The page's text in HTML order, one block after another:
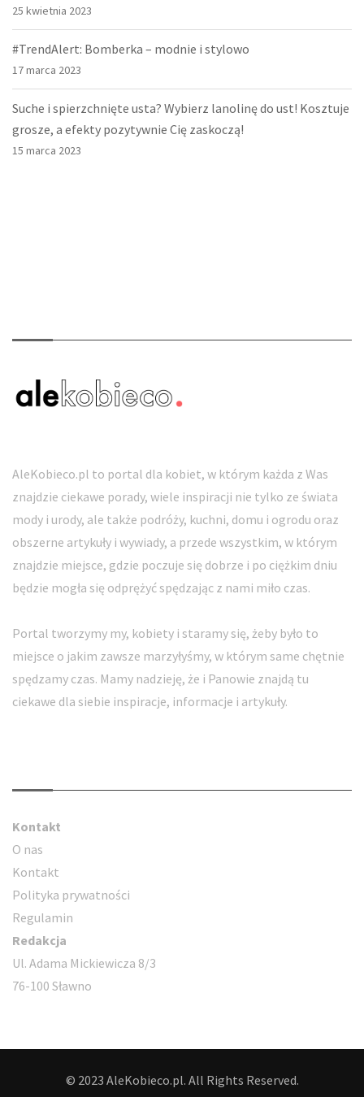
25 kwietnia 2023
#TrendAlert: Bomberka – modnie i stylowo
17 marca 2023
Suche i spierzchnięte usta? Wybierz lanolinę do ust! Kosztuje
grosze, a efekty pozytywnie Cię zaskoczą!
15 marca 2023
AleKobieco.pl to portal dla kobiet, w którym każda z Was
znajdzie ciekawe porady, wiele inspiracji nie tylko ze świata
mody i urody, ale także podróży, kuchni, domu i ogrodu oraz
obszerne artykuły i wywiady, a przede wszystkim, w którym
znajdzie miejsce, gdzie poczuje się dobrze i po ciężkim dniu
będzie mogła się odprężyć spędzając z nami miło czas.
Portal tworzymy my, kobiety i staramy się, żeby było to
miejsce o jakim zawsze marzyłyśmy, w którym same chętnie
spędzamy czas. Mamy nadzieję, że i Panowie znajdą tu
ciekawe dla siebie inspiracje, informacje i artykuły.
Kontakt
O nas
Kontakt
Polityka prywatności
Regulamin
Redakcja
Ul. Adama Mickiewicza 8/3
76-100 Sławno
© 2023 AleKobieco.pl. All Rights Reserved.